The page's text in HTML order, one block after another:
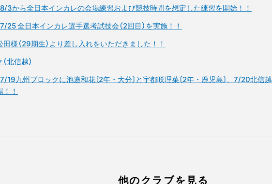
】8/3から全日本インカレの会場練習および競技時間を想定した練習を開始！！
7/25 全日本インカレ選手選考試技会（2回目）を実施！！
田様（29期生）より差し入れをいただきました！！
北信越）
7/19九州ブロックに池邉和花〔2年・大分〕と宇都咲理菜〔2年・鹿児島〕、7/20北
！！
他のクラブを見る